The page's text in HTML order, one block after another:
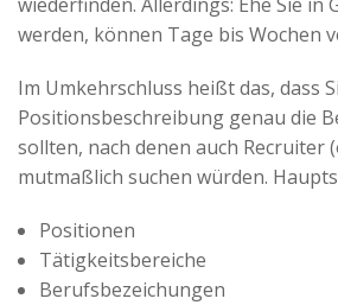
wiederfinden. Allerdings: Ehe Sie in
werden, können Tage bis Wochen
Im Umkehrschluss heißt das, dass
Positionsbeschreibung genau die
sollten, nach denen auch Recruiter
mutmaßlich suchen würden.
Positionen
Tätigkeitsbereiche
Berufsbezeichungen